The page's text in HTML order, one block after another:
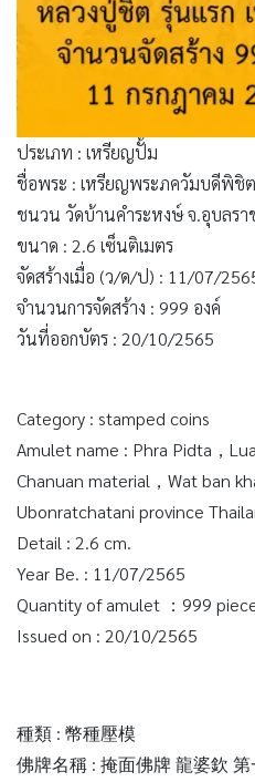
ประเภท : เหรียญปั้ม
ชื่อพระ : เหรียญพระภควัมบดีพิชิ
ชนวน วัดบ้านคำระหงษ์ จ.อุบลรา
ขนาด : 2.6 เซ็นติเมตร
จัดสร้างเมื่อ (ว/ด/ป) : 11/07/
จำนวนการจัดสร้าง : 999 องค์
วันที่ออกบัตร : 20/10/2565
Category : stamped coins
Amulet name : Phra Pidta，
Chanuan material，Wat ban
Ubonratchatani province
Detail : 2.6 cm.
Year Be. : 11/07/2565
Quantity of amulet ：999
Issued on : 20/10/2565
種類 : 幣種壓模
佛牌名稱 : 掩面佛牌 龍婆欽